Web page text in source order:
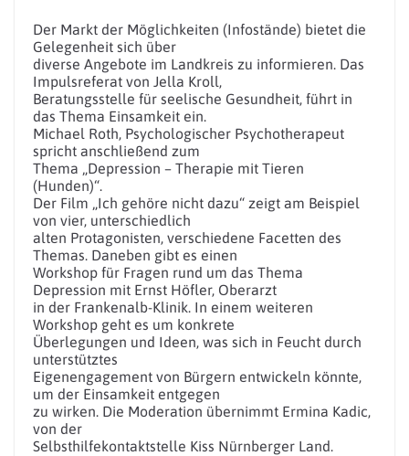
Der Markt der Möglichkeiten (Infostände) bietet die
Gelegenheit sich über
diverse Angebote im Landkreis zu informieren. Das
Impulsreferat von Jella Kroll,
Beratungsstelle für seelische Gesundheit, führt in
das Thema Einsamkeit ein.
Michael Roth, Psychologischer Psychotherapeut
spricht anschließend zum
Thema „Depression – Therapie mit Tieren
(Hunden)“.
Der Film „Ich gehöre nicht dazu“ zeigt am Beispiel
von vier, unterschiedlich
alten Protagonisten, verschiedene Facetten des
Themas. Daneben gibt es einen
Workshop für Fragen rund um das Thema
Depression mit Ernst Höfler, Oberarzt
in der Frankenalb-Klinik. In einem weiteren
Workshop geht es um konkrete
Überlegungen und Ideen, was sich in Feucht durch
unterstütztes
Eigenengagement von Bürgern entwickeln könnte,
um der Einsamkeit entgegen
zu wirken. Die Moderation übernimmt Ermina Kadic,
von der
Selbsthilfekontaktstelle Kiss Nürnberger Land.